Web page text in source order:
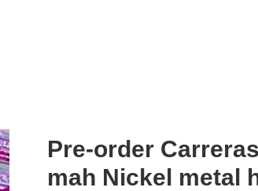
Pre-order
mah Nickel metal